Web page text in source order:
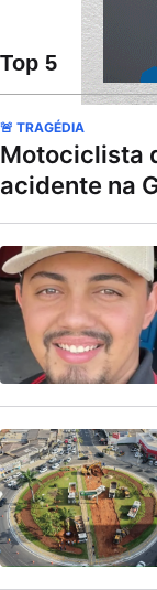
Top 5
🚨 TRAGÉDIA
Motociclista
acidente na